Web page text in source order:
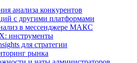
анализа конкурентов
с другими платформами
в мессенджере МАКС
инструменты
для стратегии
рынка